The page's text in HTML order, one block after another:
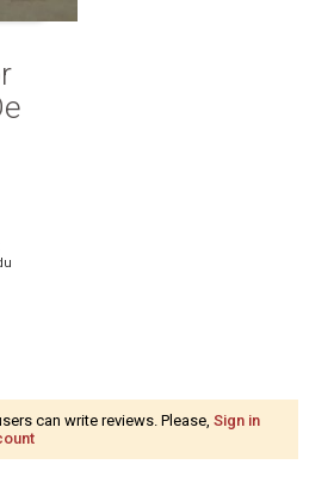
can write reviews. Please, Sign in